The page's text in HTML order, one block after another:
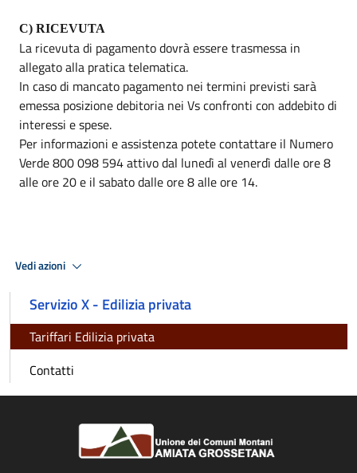
C) RICEVUTA
La ricevuta di pagamento dovrà essere trasmessa in
allegato alla pratica telematica.
In caso di mancato pagamento nei termini previsti sarà
emessa posizione debitoria nei Vs confronti con addebito di
interessi e spese.
Per informazioni e assistenza potete contattare il Numero
Verde 800 098 594 attivo dal lunedì al venerdì dalle ore 8
alle ore 20 e il sabato dalle ore 8 alle ore 14.
Vedi azioni
Servizio X - Edilizia privata
Tariffari Edilizia privata
Contatti